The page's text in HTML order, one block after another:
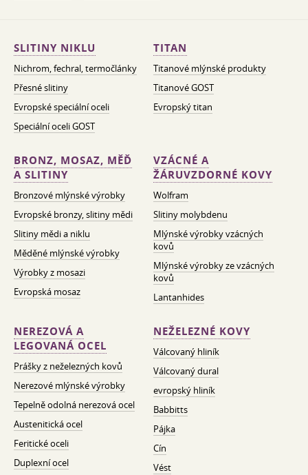
SLITINY NIKLU
Nichrom, fechral, termočlánky
Přesné slitiny
Evropské speciální oceli
Speciální oceli GOST
TITAN
Titanové mlýnské produkty
Titanové GOST
Evropský titan
BRONZ, MOSAZ, MĚĎ
A SLITINY
Bronzové mlýnské výrobky
Evropské bronzy, slitiny mědi
Slitiny mědi a niklu
Měděné mlýnské výrobky
Výrobky z mosazi
Evropská mosaz
VZÁCNÉ A
ŽÁRUVZDORNÉ KOVY
Wolfram
Slitiny molybdenu
Mlýnské výrobky vzácných
kovů
Mlýnské výrobky ze vzácných
kovů
Lantanhides
NEREZOVÁ A
LEGOVANÁ OCEL
Prášky z neželezných kovů
Nerezové mlýnské výrobky
Tepelně odolná nerezová ocel
Austenitická ocel
Feritické oceli
Duplexní ocel
NEŽELEZNÉ KOVY
Válcovaný hliník
Válcovaný dural
evropský hliník
Babbitts
Pájka
Cín
Vést